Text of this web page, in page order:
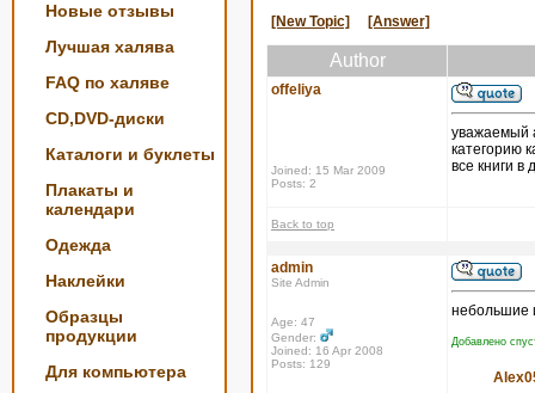
Новые отзывы
Лучшая халява
FAQ по халяве
CD,DVD-диски
Каталоги и буклеты
Плакаты и
календари
Одежда
Наклейки
Образцы
продукции
Для компьютера
[New Topic] [Answer]
Author
offeliya
Joined: 15 Mar 2009
Posts: 2
уважаемый
категорию
все книги в
Back to top
admin
Site Admin
Age: 47
Gender:
Joined: 16 Apr 2008
Posts: 129
небольшие
Добавлено